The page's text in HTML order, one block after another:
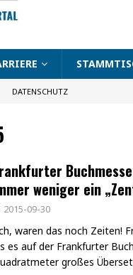
DATENSCHUTZ
weniger ein
2015-09-30
waren das noch Zeiten!
es auf der Frankfurter
großes